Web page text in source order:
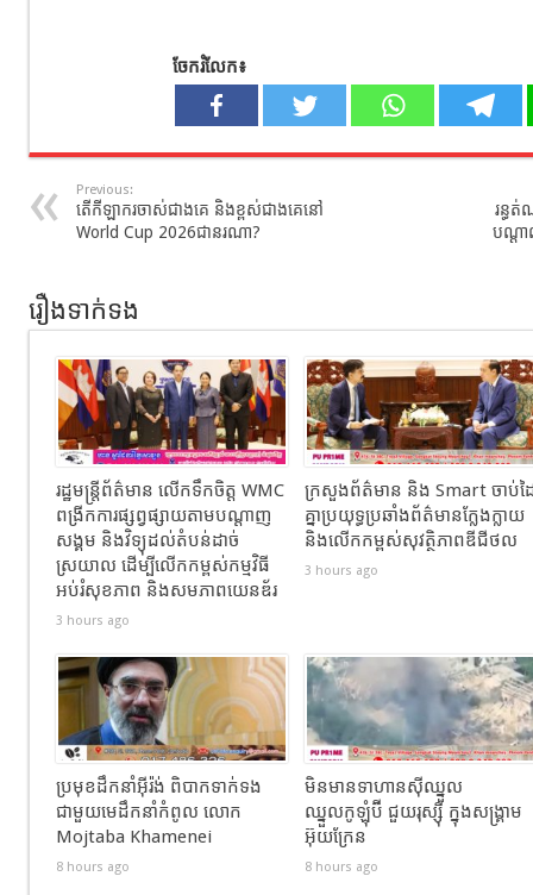
ចែករំលែក៖
Previous:
តើកីឡាករចាស់ជាងគេ និងខ្ពស់ជាងគេនៅ
World Cup 2026ជានរណា?
រន្ធ
បណ្ដា
រឿងទាក់ទង
រដ្ឋមន្ត្រីព័ត៌មាន លើកទឹកចិត្ត WMC
ពង្រីកការផ្សព្វផ្សាយតាមបណ្តាញ
សង្គម និងវិទ្យុដល់តំបន់ដាច់
ស្រយាល ដើម្បីលើកកម្ពស់កម្មវិធី
អប់រំសុខភាព និងសមភាពយេនឌ័រ
3 hours ago
ក្រសួងព័ត៌មាន និង Smart ចាប់ដ
គ្នាប្រយុទ្ធប្រឆាំងព័ត៌មានក្លែងក្លាយ
និងលើកកម្ពស់សុវត្ថិភាពឌីជីថល
3 hours ago
ប្រមុខដឹកនាំអ៊ីរ៉ង់ ពិបាកទាក់ទង
ជាមួយមេដឹកនាំកំពូល លោក
Mojtaba Khamenei
8 hours ago
មិនមានទាហានស៊ីឈ្នួល
ឈ្នួលកូឡុំប៊ី ជួយរុស្ស៊ី ក្នុងសង្រ្គាម
អ៊ុយក្រែន
8 hours ago